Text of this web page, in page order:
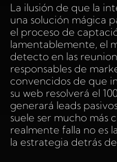
La ilusión de que la
una solución mágica
el proceso de
lamentablemente, el
detecto en las
responsables de
convencidos de que
su web resolverá el
generará leads
suele ser mucho más
realmente falla no es
la estrategia detrás